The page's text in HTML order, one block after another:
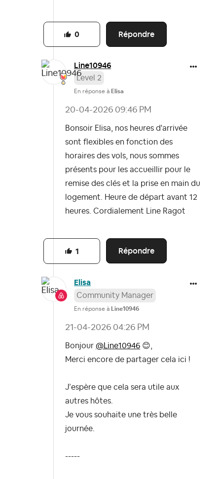
Répondre
0
Line10946
Level 2
En réponse à Elisa
‎20-04-2026 09:46 PM
Bonsoir Elisa, nos heures d'arrivée
sont flexibles en fonction des
horaires des vols, nous sommes
présents pour les accueillir pour le
remise des clés et la prise en main du
logement. Heure de départ avant 12
heures. Cordialement Line Ragot
Répondre
1
Elisa
Community Manager
En réponse à Line10946
‎21-04-2026 04:26 PM
Bonjour @Line10946 😊
Merci encore de partager cela ici !
J’espère que cela sera utile aux
autres hôtes.
Je vous souhaite une très belle
journée.
-----